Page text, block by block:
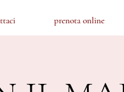
prenota online
prenota online